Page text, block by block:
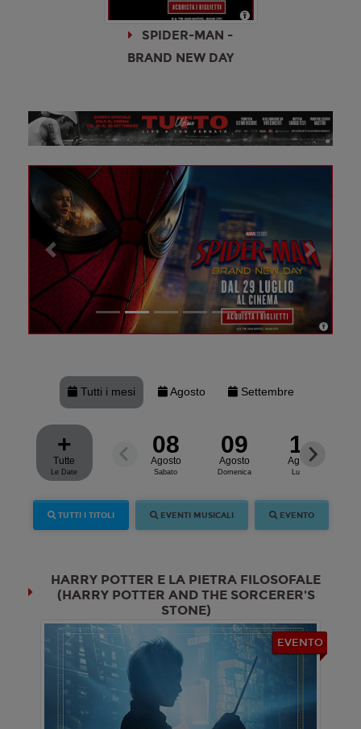
SPIDER-MAN -
BRAND NEW DAY
Precedente
Tutti i mesi Agosto Settembre
+
Tutte
Le Date
08
Agosto
Sabato
09
Agosto
Domenica
10
Agosto
Lunedì
TUTTI I TITOLI EVENTI MUSICALI EVENTO
HARRY POTTER E LA PIETRA FILOSOFALE
(HARRY POTTER AND THE SORCERER'S
STONE)
EVENTO